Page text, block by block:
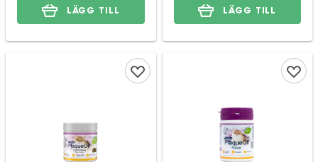
LÄGG TILL LÄGG TILL